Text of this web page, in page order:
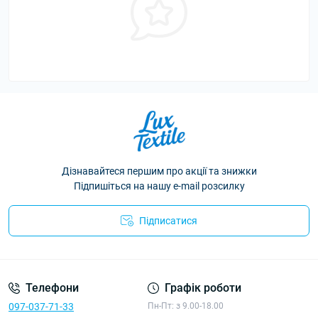
Дізнавайтеся першим про акції та знижки
Підпишіться на нашу e-mail розсилку
Підписатися
Телефони
097-037-71-33
Графік роботи
Пн-Пт: з 9.00-18.00